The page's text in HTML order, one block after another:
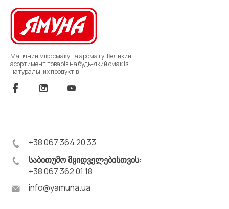
Магічний мікс смаку та аромату. Великий
асортимент товарів на будь-який смак із
натуральних продуктів
+38 067 364 20 33
საბითუმო მყიდველებისთვის:
+38 067 362 01 18
info@yamuna.ua